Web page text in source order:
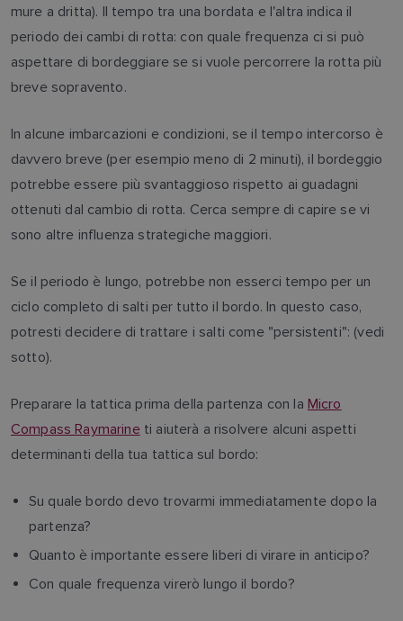
mure a dritta). Il tempo tra una bordata e l'altra indica il
periodo dei cambi di rotta: con quale frequenza ci si può
aspettare di bordeggiare se si vuole percorrere la rotta più
breve sopravento.
In alcune imbarcazioni e condizioni, se il tempo intercorso è
davvero breve (per esempio meno di 2 minuti), il bordeggio
potrebbe essere più svantaggioso rispetto ai guadagni
ottenuti dal cambio di rotta. Cerca sempre di capire se vi
sono altre influenza strategiche maggiori.
Se il periodo è lungo, potrebbe non esserci tempo per un
ciclo completo di salti per tutto il bordo. In questo caso,
potresti decidere di trattare i salti come "persistenti": (vedi
sotto).
Preparare la tattica prima della partenza con la Micro
Compass Raymarineti aiuterà a risolvere alcuni aspetti
determinanti della tua tattica sul bordo:
Su quale bordo devo trovarmi immediatamente dopo la
partenza?
Quanto è importante essere liberi di virare in anticipo?
Con quale frequenza virerò lungo il bordo?